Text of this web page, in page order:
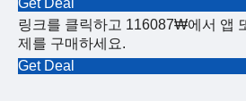
Get Deal
링크를 클릭하고 116087₩에서 앱
제를 구매하세요.
Get Deal